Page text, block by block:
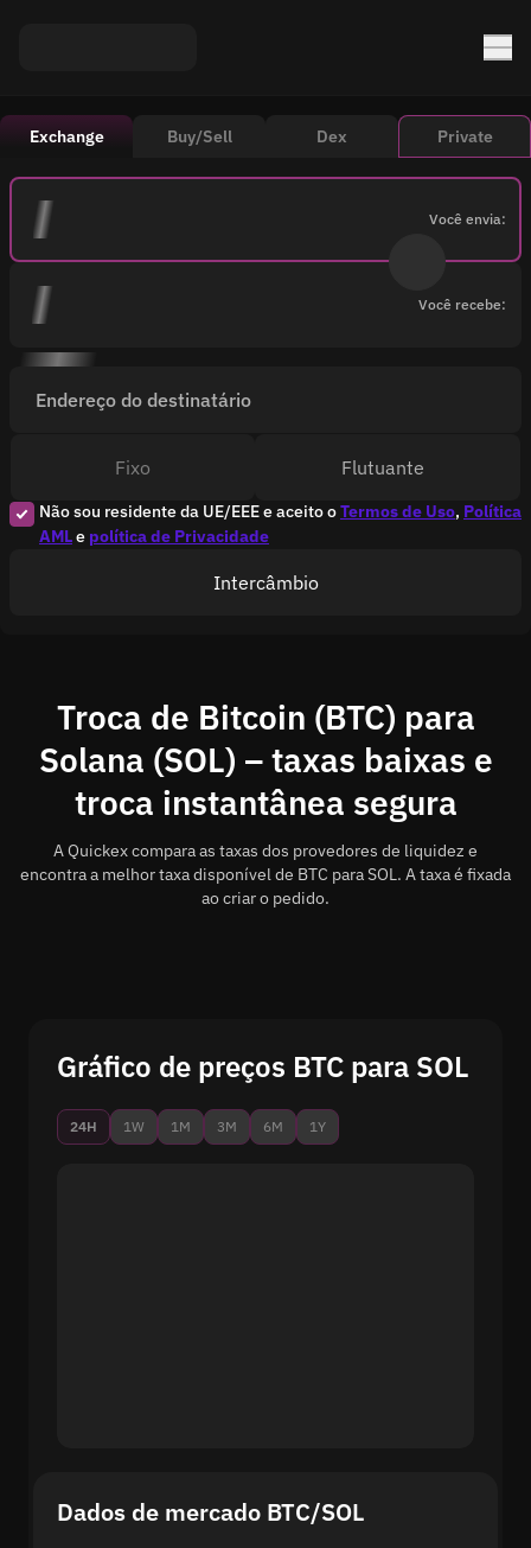
Exchange Buy/Sell Dex Private
Você envia:
Você recebe:
Endereço do destinatário
Não sou residente da UE/EEE e aceito oTermos de Uso, Política
AMLe política de Privacidade
Fixo Flutuante
Intercâmbio
Troca de Bitcoin (BTC) para
Solana (SOL) – taxas baixas e
troca instantânea segura
A Quickex compara as taxas dos provedores de liquidez e
encontra a melhor taxa disponível de BTC para SOL. A taxa é fixada
ao criar o pedido.
Gráfico de preços BTC para SOL
24H 1W 1M 3M 6M 1Y
Dados de mercado BTC/SOL